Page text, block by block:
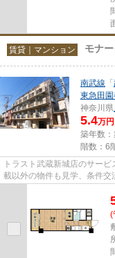
賃貸｜マンション モナ
南武線 「
東急田
神奈川県
5.4万円
築年数：
階数：6
トラスト武蔵新城店のサー
載以外の物件も見学、条件
時無料駐車場有（要電話予約
(